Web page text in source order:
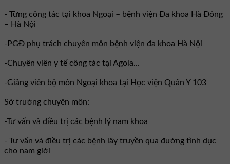
- Từng công tác tại khoa Ngoại – bệnh viện Đa khoa Hà Đông
– Hà Nội
-PGĐ phụ trách chuyên môn bệnh viện đa khoa Hà Nội
-Chuyên viên y tế công tác tại Agola...
-Giảng viên bộ môn Ngoại khoa tại Học viện Quân Y 103
Sở trưởng chuyên môn:
-Tư vấn và điều trị các bệnh lý nam khoa
- Tư vấn và điều trị các bệnh lây truyền qua đường tình dục
cho nam giới